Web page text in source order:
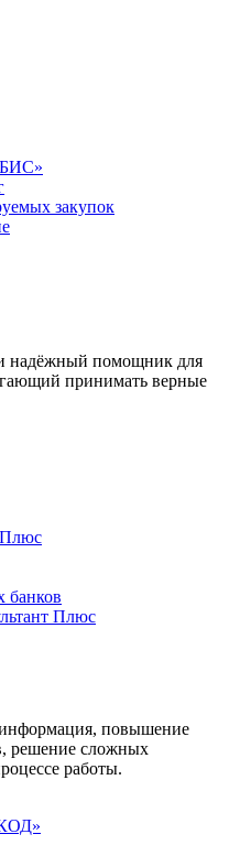
закупок
надёжный помощник для
принимать верные
Плюс
банков
Плюс
информация, повышение
решение сложных
работы.